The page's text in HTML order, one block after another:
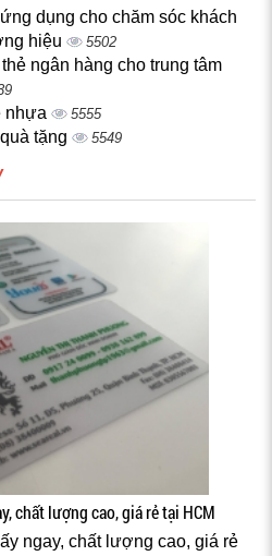
dụng cho chăm sóc khách
hiệu
5502
ngân hàng cho trung tâm
nhựa 5555
tặng 5549
chất lượng cao, giá rẻ tại HCM
ngay, chất lượng cao, giá rẻ